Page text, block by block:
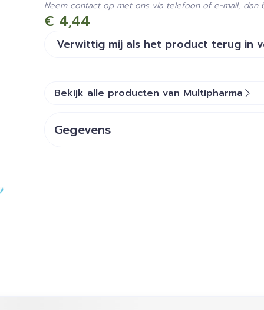
€ 4,44
Verwittig mij als het product terug in
Neem contact op met ons via telefoon of e-mail, dan
Bekijk alle producten van Multipharma
Gegevens